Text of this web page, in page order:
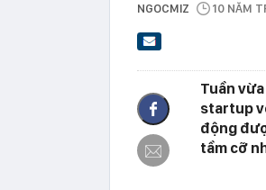
NGOCMIZ 10 NĂM
Tuần
startup
động
tầm cỡ